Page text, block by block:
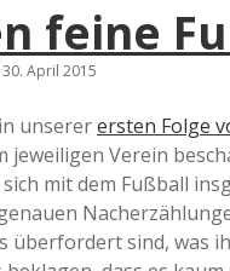
feine
April 2015
unsererersten Folge
jeweiligen Verein
sich mit dem Fußball
überfordert sind, was